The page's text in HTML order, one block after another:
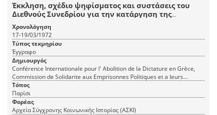
Έκκληση, σχέδιο ψηφίσματος και συστάσεις του
Διεθνούς Συνεδρίου για την κατάργηση της
δικτατορίας στην Ελλάδα
Χρονολόγηση
17-19/03/1972
Τύπος τεκμηρίου
Έγγραφο
Δημιουργός
Conférence Internationale pour l' Abolition de la Dictature en Grèce,
Commission de Solidarite aux Emprisonnes Politiques et a leurs
Familles
Τόπος
Παρίσι
Φορέας
Αρχεία Σύγχρονης Κοινωνικής Ιστορίας (ΑΣΚΙ)